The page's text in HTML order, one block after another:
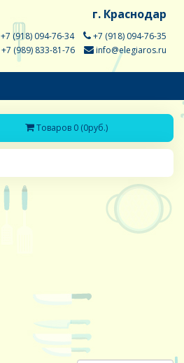
г. Краснодар
+7 (918) 094-76-34
+7 (918) 094-76-35
+7 (989) 833-81-76
info@elegiaros.ru
Товаров 0 (0руб.)